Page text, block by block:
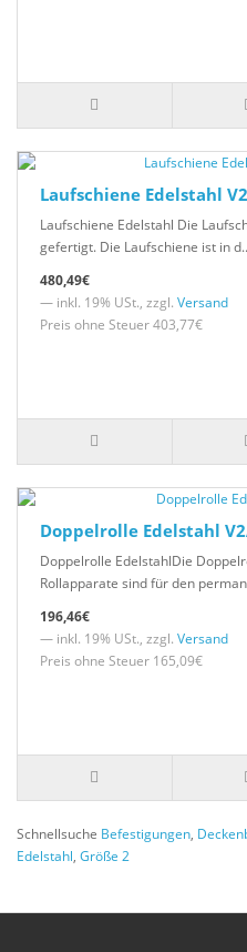
Laufschiene Edelstahl
Laufschiene Edelstahl Die
gefertigt. Die Laufschiene ist in d..
480,49€
— inkl. 19% USt., zzgl. Versand
Preis ohne Steuer 403,77€
Doppelrolle Edelstahl
Doppelrolle EdelstahlDie
Rollapparate sind für den
196,46€
— inkl. 19% USt., zzgl. Versand
Preis ohne Steuer 165,09€
Schnellsuche Befestigungen,
Edelstahl, Größe 2